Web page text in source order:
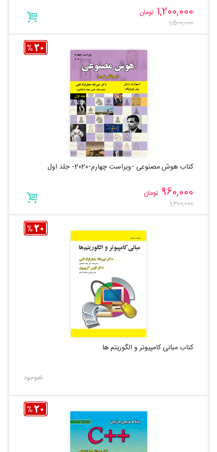
1,200,000 تومان
1,500,000
کتاب هوش مصنوعی -ویراست چهارم-2020- جلد اول
960,000 تومان
1,200,000
کتاب مبانی کامپیوتر و الگوریتم ها
ناموجود